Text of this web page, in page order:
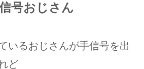
号おじさん
いるおじさんが手信号を出
ど